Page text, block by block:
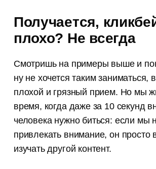
Получается,
плохо? Не всегда
Смотришь на примеры выше и
ну не хочется таким заниматься,
плохой и грязный прием. Но мы
время, когда даже за 10 секунд
человека нужно биться: если мы
привлекать внимание, он просто
изучать другой контент.